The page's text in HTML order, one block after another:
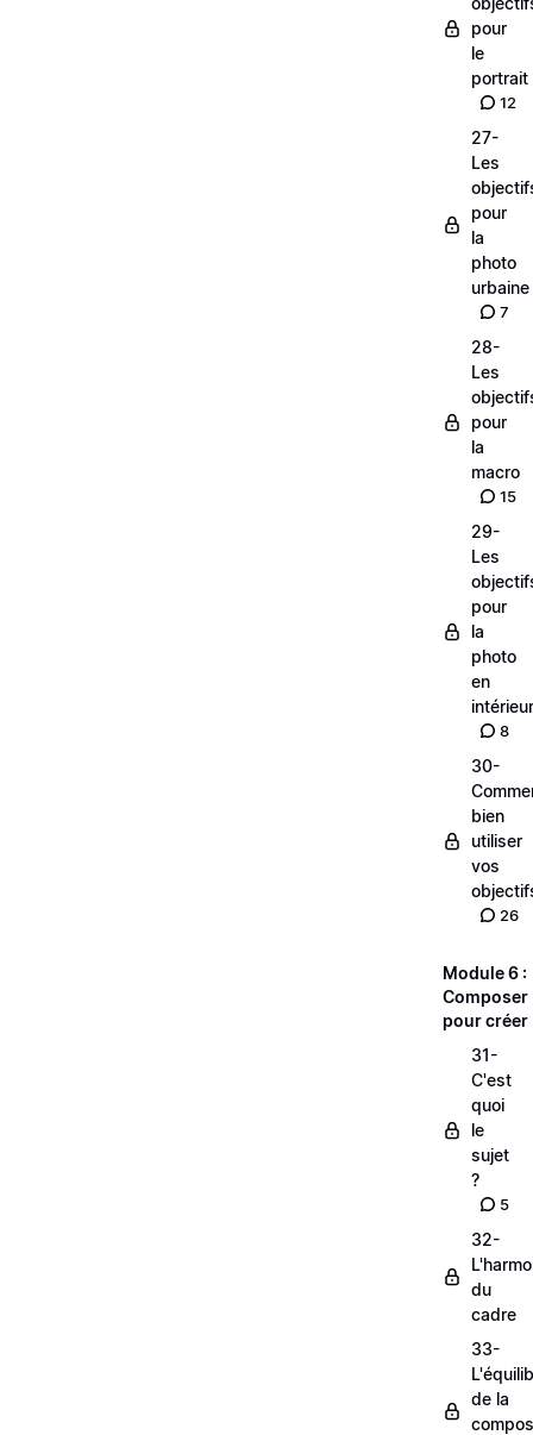
pour
le
portrait
12
27-
Les
pour
la
photo
urbaine
7
28-
Les
pour
la
macro
15
29-
Les
pour
la
photo
en
intérieur
8
30-
bien
utiliser
vos
26
Module 6 :
Composer
pour créer
31-
C'est
quoi
le
sujet
?
5
32-
du
cadre
33-
de la